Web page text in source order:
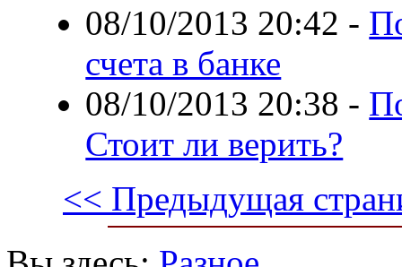
08/10/2013 20:42 -
счета в банке
08/10/2013 20:38 -
Стоит ли верить?
<< Предыдущая